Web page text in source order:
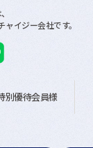
イジー会社です。
別優待会員様